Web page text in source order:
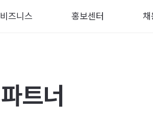
비즈니스 홍보센터
파트너